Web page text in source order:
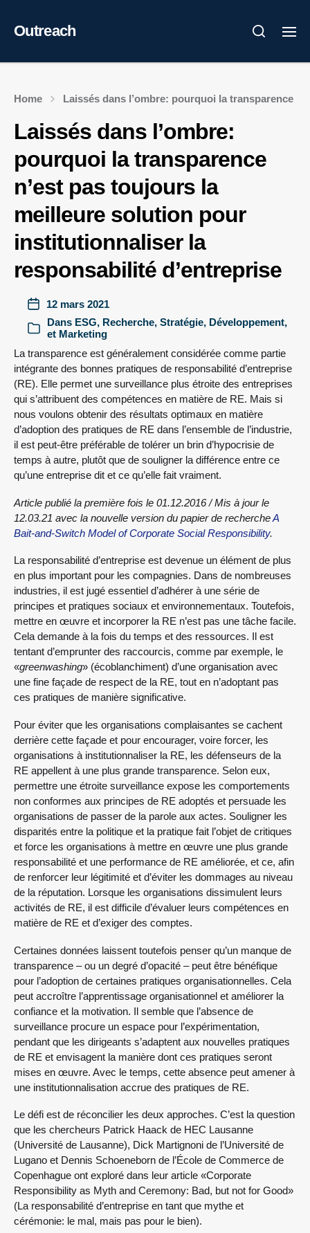
Outreach
Home Laissés dans l’ombre: pourquoi la transparence
Laissés dans l’ombre:
pourquoi la transparence
n’est pas toujours la
meilleure solution pour
institutionnaliser la
responsabilité d’entreprise
12 mars 2021
Dans ESG, Recherche, Stratégie, Développement,
et Marketing
La transparence est généralement considérée comme partie
intégrante des bonnes pratiques de responsabilité d’entreprise
(RE). Elle permet une surveillance plus étroite des entreprises
qui s’attribuent des compétences en matière de RE. Mais si
nous voulons obtenir des résultats optimaux en matière
d’adoption des pratiques de RE dans l’ensemble de l’industrie,
il est peut-être préférable de tolérer un brin d’hypocrisie de
temps à autre, plutôt que de souligner la différence entre ce
qu’une entreprise dit et ce qu’elle fait vraiment.
Article publié la première fois le 01.12.2016 / Mis à jour le
12.03.21 avec la nouvelle version du papier de rechercheA
Bait-and-Switch Model of Corporate Social Responsibility.
La responsabilité d’entreprise est devenue un élément de plus
en plus important pour les compagnies. Dans de nombreuses
industries, il est jugé essentiel d’adhérer à une série de
principes et pratiques sociaux et environnementaux. Toutefois,
mettre en œuvre et incorporer la RE n’est pas une tâche facile.
Cela demande à la fois du temps et des ressources. Il est
tentant d’emprunter des raccourcis, comme par exemple, le
«greenwashing» (écoblanchiment) d’une organisation avec
une fine façade de respect de la RE, tout en n’adoptant pas
ces pratiques de manière significative.
Pour éviter que les organisations complaisantes se cachent
derrière cette façade et pour encourager, voire forcer, les
organisations à institutionnaliser la RE, les défenseurs de la
RE appellent à une plus grande transparence. Selon eux,
permettre une étroite surveillance expose les comportements
non conformes aux principes de RE adoptés et persuade les
organisations de passer de la parole aux actes. Souligner les
disparités entre la politique et la pratique fait l’objet de critiques
et force les organisations à mettre en œuvre une plus grande
responsabilité et une performance de RE améliorée, et ce, afin
de renforcer leur légitimité et d’éviter les dommages au niveau
de la réputation. Lorsque les organisations dissimulent leurs
activités de RE, il est difficile d’évaluer leurs compétences en
matière de RE et d’exiger des comptes.
Certaines données laissent toutefois penser qu’un manque de
transparence – ou un degré d’opacité – peut être bénéfique
pour l’adoption de certaines pratiques organisationnelles. Cela
peut accroître l’apprentissage organisationnel et améliorer la
confiance et la motivation. Il semble que l’absence de
surveillance procure un espace pour l’expérimentation,
pendant que les dirigeants s’adaptent aux nouvelles pratiques
de RE et envisagent la manière dont ces pratiques seront
mises en œuvre. Avec le temps, cette absence peut amener à
une institutionnalisation accrue des pratiques de RE.
Le défi est de réconcilier les deux approches. C’est la question
que les chercheurs Patrick Haack de HEC Lausanne
(Université de Lausanne), Dick Martignoni de l’Université de
Lugano et Dennis Schoeneborn de l’École de Commerce de
Copenhague ont exploré dans leur article «Corporate
Responsibility as Myth and Ceremony: Bad, but not for Good»
(La responsabilité d’entreprise en tant que mythe et
cérémonie: le mal, mais pas pour le bien).